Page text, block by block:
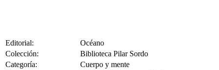
Editorial:
Océano
Colección:
Biblioteca Pilar Sordo
Categoría:
Cuerpo y mente